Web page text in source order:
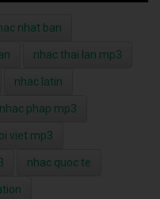
nhat ban
nhac thai lan mp3
nhac latin
nhac phap mp3
viet mp3
nhac quoc te